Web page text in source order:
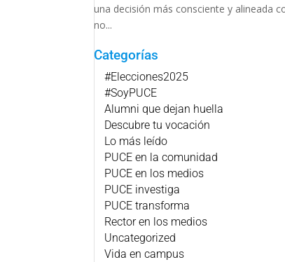
una decisión más consciente y alineada
no...
Categorías
#Elecciones2025
#SoyPUCE
Alumni que dejan huella
Descubre tu vocación
Lo más leído
PUCE en la comunidad
PUCE en los medios
PUCE investiga
PUCE transforma
Rector en los medios
Uncategorized
Vida en campus